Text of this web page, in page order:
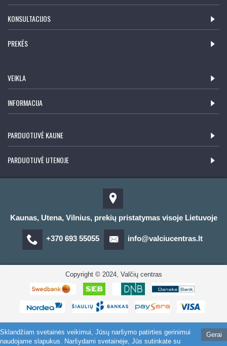
KONSULTACIJOS
PREKĖS
VEIKLA
INFORMACIJA
PARDUOTUVĖ KAUNE
PARDUOTUVĖ UTENOJE
Kaunas, Utena, Vilnius, prekių pristatymas visoje Lietuvoje
+370 693 55055 info@valciucentras.lt
Copyright © 2024, Valčių centras
Gerai
Sklandžiam svetainės veikimui, Jūsų naršymo patirties gerinimui
naudojame slapukus. Naršydami svetainėje, Jūs sutinkate su